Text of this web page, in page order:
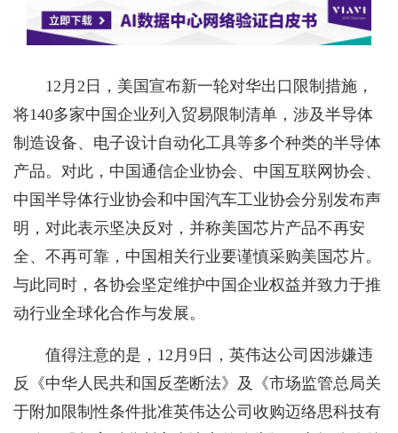
12月2日，美国宣布新一轮对华出口限制措施，
将140多家中国企业列入贸易限制清单，涉及半导体
制造设备、电子设计自动化工具等多个种类的半导体
产品。对此，中国通信企业协会、中国互联网协会、
中国半导体行业协会和中国汽车工业协会分别发布声
明，对此表示坚决反对，并称美国芯片产品不再安
全、不再可靠，中国相关行业要谨慎采购美国芯片。
与此同时，各协会坚定维护中国企业权益并致力于推
动行业全球化合作与发展。
值得注意的是，12月9日，英伟达公司因涉嫌违
反《中华人民共和国反垄断法》及《市场监管总局关
于附加限制性条件批准英伟达公司收购迈络思科技有